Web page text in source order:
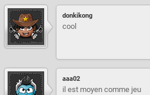
donkikong
cool
aaa02
il est moyen comme jeu